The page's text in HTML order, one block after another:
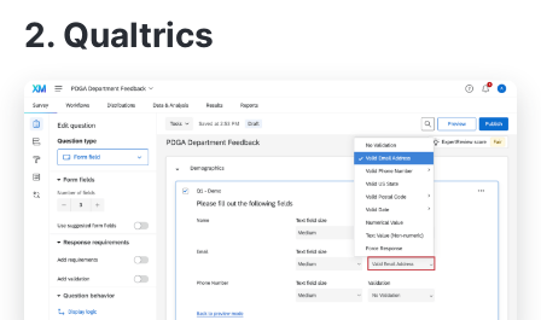
2. Qualtrics